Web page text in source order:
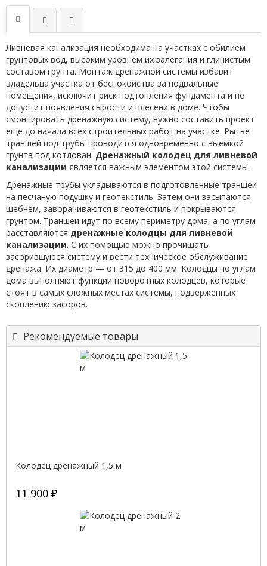
Ливневая канализация необходима на участках с обилием
грунтовых вод, высоким уровнем их залегания и глинистым
составом грунта. Монтаж дренажной системы избавит
владельца участка от беспокойства за подвальные
помещения, исключит риск подтопления фундамента и не
допустит появления сырости и плесени в доме. Чтобы
смонтировать дренажную систему, нужно составить проект
еще до начала всех строительных работ на участке. Рытье
траншей под трубы проводится одновременно с выемкой
грунта под котлован. Дренажный колодец для ливневой
канализации является важным элементом этой системы.
Дренажные трубы укладываются в подготовленные траншеи
на песчаную подушку и геотекстиль. Затем они засыпаются
щебнем, заворачиваются в геотекстиль и покрываются
грунтом. Траншеи идут по всему периметру дома, а по углам
расставляются дренажные колодцы для ливневой
канализации. С их помощью можно прочищать
засорившуюся систему и вести техническое обслуживание
дренажа. Их диаметр — от 315 до 400 мм. Колодцы по углам
дома выполняют функции поворотных колодцев, которые
стоят в самых сложных местах системы, подверженных
скоплению засоров.
Рекомендуемые товары
Колодец дренажный 1,5 м
11 900 ₽